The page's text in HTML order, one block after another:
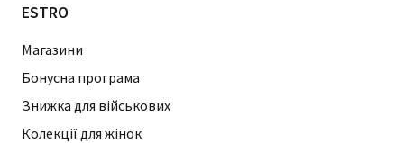
ESTRO
Магазини
Бонусна програма
Знижка для військових
Колекції для жінок